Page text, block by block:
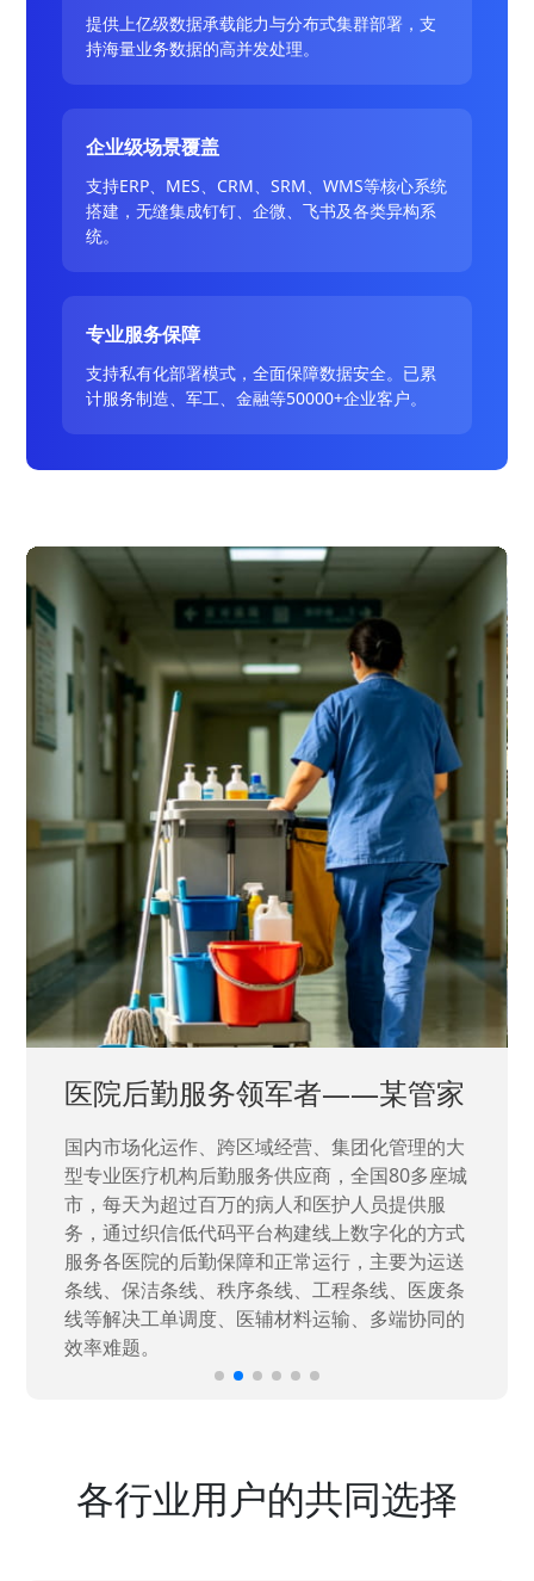
提供上亿级数据承载能力与分布式集群部署，支
持海量业务数据的高并发处理。
企业级场景覆盖
支持ERP、MES、CRM、SRM、WMS等核心系统
搭建，无缝集成钉钉、企微、飞书及各类异构系
统。
专业服务保障
支持私有化部署模式，全面保障数据安全。已累
计服务制造、军工、金融等50000+企业客户。
中国兵器工业集团——银光化学
国家“一五”期间156个重点项目之一。属于国家
高新技术企业，在信息化升级建设中，存在大
量“小、散、碎”的信息化需求，需要投入大量人
力资源进行开发，通过引入织信低代码平台，解
决当下遇到的各类业务难题，提升整体的IT研发
效率。
各行业用户的共同选择